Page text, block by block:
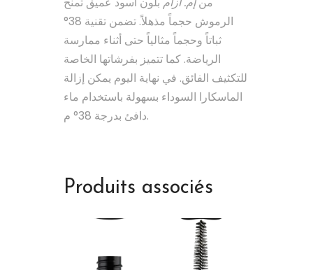
الرموش حجماً مذهلاً. تضمن تقنية 38°
ثباتاً وحجماً مثالياً حتى أثناء ممارسة
الرياضة. كما تتميز بفرشاتها الخاصة
للتكثيف الفائق. في نهاية اليوم يمكن إزالة
الماسكارا السوداء بسهولة باستخدام ماء
دافئ بدرجة 38° م.
Produits associés